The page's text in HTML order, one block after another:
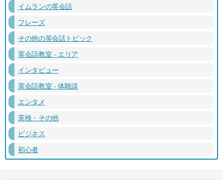
イムランの英会話
フレーズ
その他の英会話トピック
英会話教室 - エリア
インタビュー
英会話教室 - 体験談
エンタメ
英検・その他
ビジネス
初心者